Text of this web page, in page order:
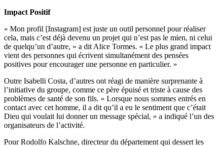
Impact Positif
« Mon profil [Instagram] est juste un outil personnel pour réaliser
cela, mais c’est déjà devenu un projet qui n’est pas le mien, ni celui
de quelqu’un d’autre, » a dit Alice Tormes. « Le plus grand impact
vient des personnes qui écrivent simultanément des pensées
positives pour encourager une personne en particulier. »
Outre Isabelli Costa, d’autres ont réagi de manière surprenante à
l’initiative du groupe, comme ce père épuisé et triste à cause des
problèmes de santé de son fils. « Lorsque nous sommes entrés en
contact avec cet homme, il a dit qu’il a eu le sentiment que c’était
Dieu qui voulait lui donner un message spécial, » a indiqué l’un des
organisateurs de l’activité.
Pour Rodolfo Kalschne, directeur du département qui dessert les